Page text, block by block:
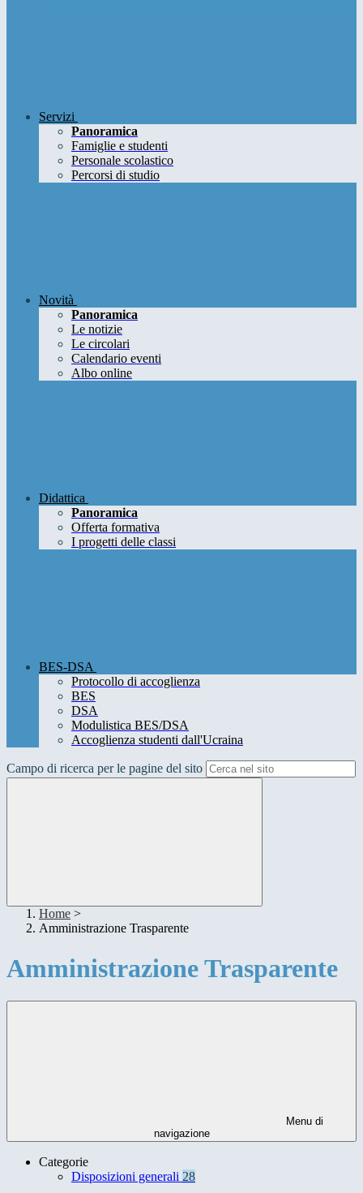
Servizi
Panoramica
Famiglie e studenti
Personale scolastico
Percorsi di studio
Novità
Panoramica
Le notizie
Le circolari
Calendario eventi
Albo online
Didattica
Panoramica
Offerta formativa
I progetti delle classi
BES-DSA
Protocollo di accoglienza
BES
DSA
Modulistica BES/DSA
Accoglienza studenti dall'Ucraina
Campo di ricerca per le pagine del sito
Home >
Amministrazione Trasparente
Amministrazione Trasparente
Menu di
navigazione
Categorie
Disposizioni generali 28